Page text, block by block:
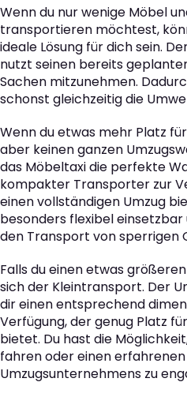
Wenn du nur wenige Möbel
transportieren möchtest,
ideale Lösung für dich sein.
nutzt seinen bereits
Sachen mitzunehmen.
schonst gleichzeitig die
Wenn du etwas mehr Platz
aber keinen ganzen
das Möbeltaxi die perfekte
kompakter Transporter zur
einen vollständigen Umzug
besonders flexibel
den Transport von sperrigen
Falls du einen etwas
sich der Kleintransport. Der
dir einen entsprechend
Verfügung, der genug Platz
bietet. Du hast die
fahren oder einen
Umzugsunternehmens zu